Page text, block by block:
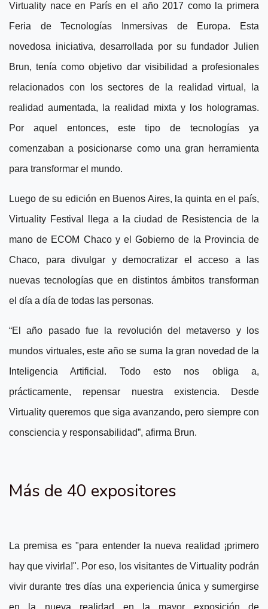
Virtuality nace en París en el año 2017 como la primera
Feria de Tecnologías Inmersivas de Europa. Esta
novedosa iniciativa, desarrollada por su fundador Julien
Brun, tenía como objetivo dar visibilidad a profesionales
relacionados con los sectores de la realidad virtual, la
realidad aumentada, la realidad mixta y los hologramas.
Por aquel entonces, este tipo de tecnologías ya
comenzaban a posicionarse como una gran herramienta
para transformar el mundo.
Luego de su edición en Buenos Aires, la quinta en el país,
Virtuality Festival llega a la ciudad de Resistencia de la
mano de ECOM Chaco y el Gobierno de la Provincia de
Chaco, para divulgar y democratizar el acceso a las
nuevas tecnologías que en distintos ámbitos transforman
el día a día de todas las personas.
“El año pasado fue la revolución del metaverso y los
mundos virtuales, este año se suma la gran novedad de la
Inteligencia Artificial. Todo esto nos obliga a,
prácticamente, repensar nuestra existencia. Desde
Virtuality queremos que siga avanzando, pero siempre con
consciencia y responsabilidad”, afirma Brun.
Más de 40 expositores
La premisa es "para entender la nueva realidad ¡primero
hay que vivirla!". Por eso, los visitantes de Virtuality podrán
vivir durante tres días una experiencia única y sumergirse
en la nueva realidad en la mayor exposición de